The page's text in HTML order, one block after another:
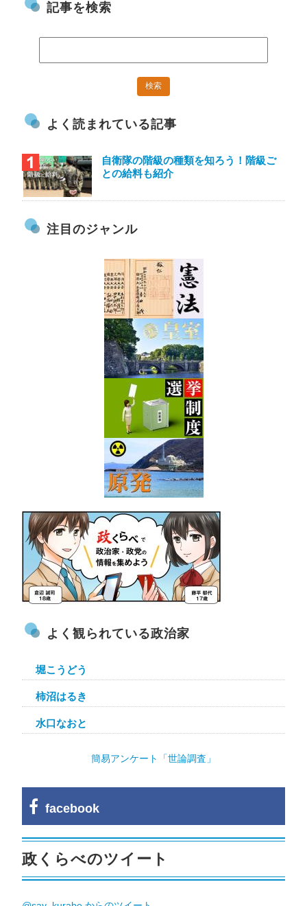
記事を検索
よく読まれている記事
自衛隊の階級の種類を知ろう！階級ご
との給料も紹介
注目のジャンル
よく観られている政治家
堀こうどう
柿沼はるき
水口なおと
簡易アンケート「世論調査」
facebook
政くらべのツイート